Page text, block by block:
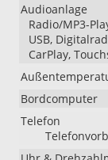
Audioanlage
Radio/MP3-
USB,
CarPlay,
Bordcomputer
Telefon